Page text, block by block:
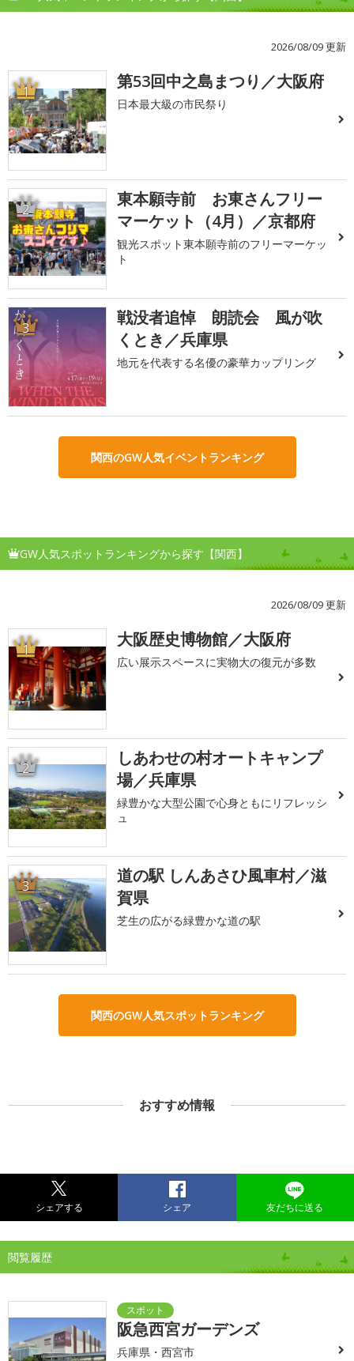
2026/08/09 更新
1 第53回中之島まつり／大阪府
日本最大級の市民祭り
2
東本願寺前 お東さんフリー
マーケット（4月）／京都府
観光スポット東本願寺前のフリーマーケッ
ト
3
戦没者追悼 朗読会 風が吹
くとき／兵庫県
地元を代表する名優の豪華カップリング
関西のGW人気イベントランキング
GW人気スポットランキングから探す【関西】
2026/08/09 更新
1 大阪歴史博物館／大阪府
広い展示スペースに実物大の復元が多数
2
しあわせの村オートキャンプ
場／兵庫県
緑豊かな大型公園で心身ともにリフレッシ
ュ
3
道の駅 しんあさひ風車村／滋
賀県
芝生の広がる緑豊かな道の駅
関西のGW人気スポットランキング
おすすめ情報
シェアする シェア 友だちに送る
閲覧履歴
阪急西宮ガーデンズ
兵庫県・西宮市